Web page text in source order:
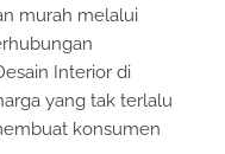
murah melalui
Interior di
yang tak terlalu
konsumen